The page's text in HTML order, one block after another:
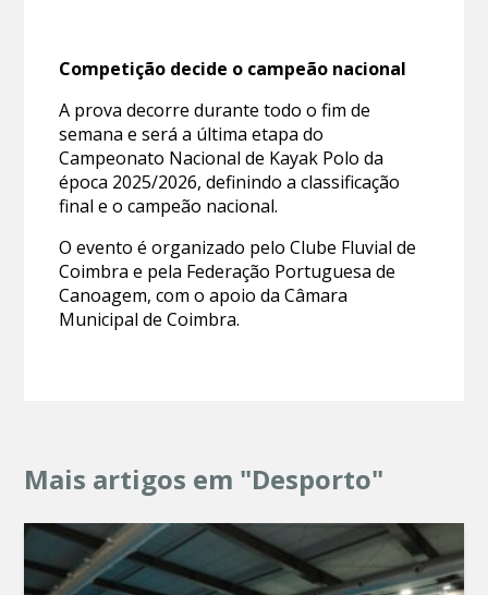
Competição decide o campeão nacional
A prova decorre durante todo o fim de
semana e será a última etapa do
Campeonato Nacional de Kayak Polo da
época 2025/2026, definindo a classificação
final e o campeão nacional.
O evento é organizado pelo Clube Fluvial de
Coimbra e pela Federação Portuguesa de
Canoagem, com o apoio da Câmara
Municipal de Coimbra.
Mais artigos em "Desporto"